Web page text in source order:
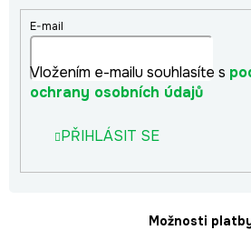
E-mail
Vložením e-mailu souhlasíte s
ochrany osobních údajů
PŘIHLÁSIT SE
Možnosti